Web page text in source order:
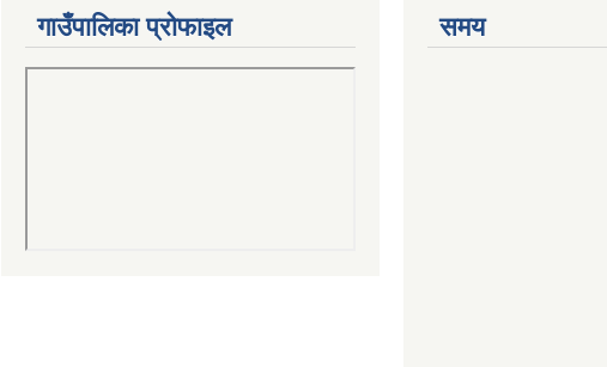
गाउँपालिका प्रोफाइल समय